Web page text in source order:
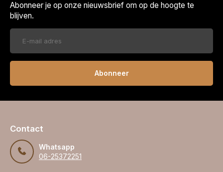
Abonneer je op onze nieuwsbrief om op de hoogte te
blijven.
Abonneer
Contact
Whatsapp
06-25372251